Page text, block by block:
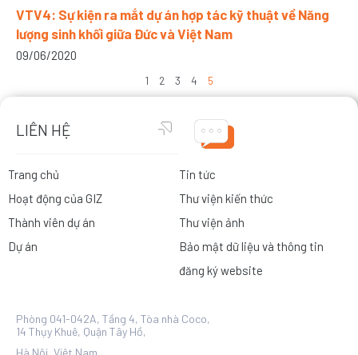
VTV4: Sự kiện ra mắt dự án hợp tác kỹ thuật về Năng
lượng sinh khối giữa Đức và Việt Nam
09/06/2020
1 2 3 4 5
LIÊN HỆ
Trang chủ
Hoạt động của GIZ
Thành viên dự án
Dự án
Tin tức
Thư viện kiến thức
Thư viện ảnh
Bảo mật dữ liệu và thông tin
đăng ký website
Phòng 041-042A, Tầng 4, Tòa nhà Coco,
14 Thụy Khuê, Quận Tây Hồ,
Hà Nội, Việt Nam